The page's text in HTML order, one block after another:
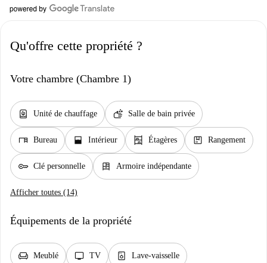
Qu'offre cette propriété ?
Votre chambre (Chambre 1)
water_heater Unité de chauffage soap Salle de bain privée
desk Bureau window_open Intérieur shelves Étagères package Rangement
key Clé personnelle dresser Armoire indépendante
Afficher toutes (14)
Équipements de la propriété
chair Meublé tv TV dishwasher_gen Lave-vaisselle